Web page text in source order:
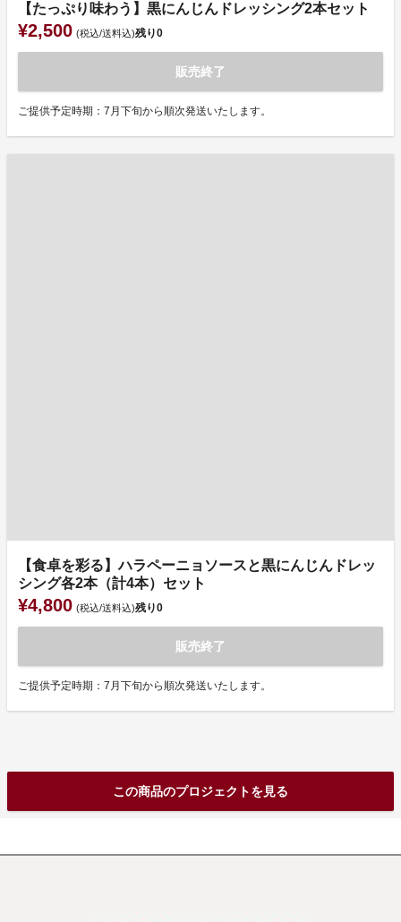
【たっぷり味わう】黒にんじんドレッシング2本セット
¥2,500 (税込/送料込)残り0
販売終了
ご提供予定時期：7月下旬から順次発送いたします。
【食卓を彩る】ハラペーニョソースと黒にんじんドレッ
シング各2本（計4本）セット
¥4,800 (税込/送料込)残り0
販売終了
ご提供予定時期：7月下旬から順次発送いたします。
この商品のプロジェクトを見る